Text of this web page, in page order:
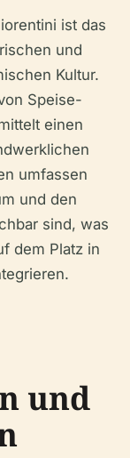
ist das
und
Kultur.
Speise-
einen
umfassen
und den
sind, was
dem Platz in
und